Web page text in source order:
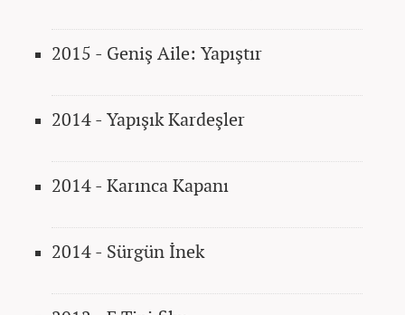
2015 - Geniş Aile: Yapıştır
2014 - Yapışık Kardeşler
2014 - Karınca Kapanı
2014 - Sürgün İnek